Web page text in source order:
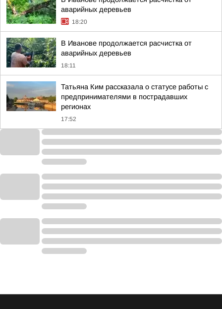
аварийных деревьев
18:20
В Иванове продолжается расчистка от
аварийных деревьев
18:11
Татьяна Ким рассказала о статусе работы с
предпринимателями в пострадавших
регионах
17:52